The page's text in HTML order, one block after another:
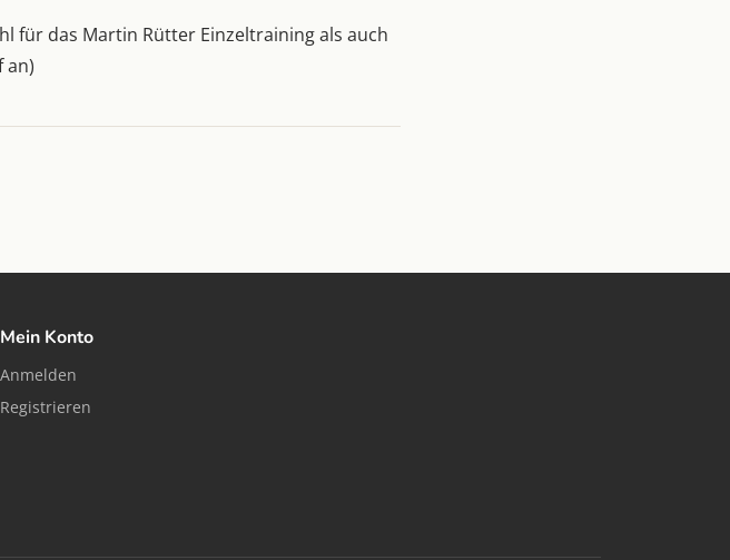
für das Martin Rütter Einzeltraining als auch
an)
Mein Konto
Anmelden
Registrieren